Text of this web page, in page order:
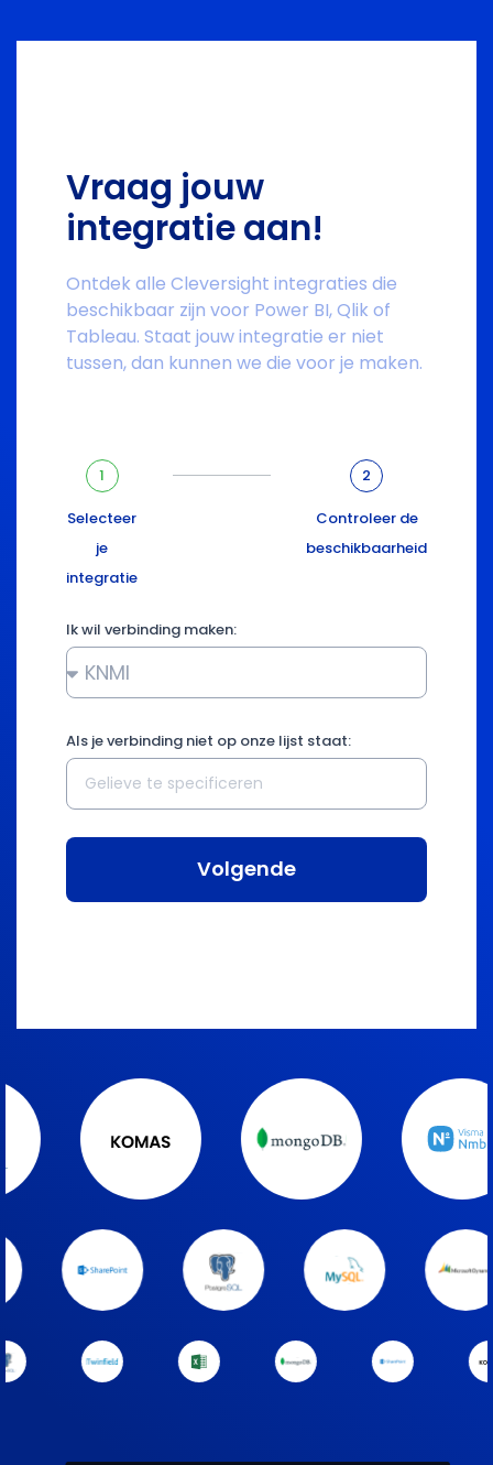
Vraag jouw
integratie aan!
Ontdek alle Cleversight integraties die
beschikbaar zijn voor Power BI, Qlik of
Tableau. Staat jouw integratie er niet
tussen, dan kunnen we die voor je maken.
1
Selecteer
je
integratie
2
Controleer de
beschikbaarheid
Ik wil verbinding maken:
Als je verbinding niet op onze lijst staat:
Volgende